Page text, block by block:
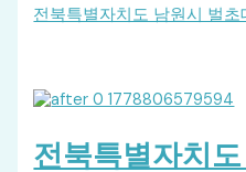
전북특별자치도 남원시 벌
전북특별자치